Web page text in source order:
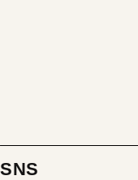
SNS